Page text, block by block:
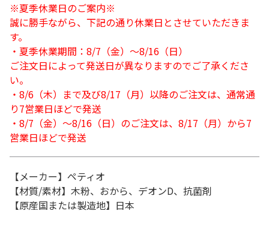
※夏季休業日のご案内※
誠に勝手ながら、下記の通り休業日とさせていただきま
す。
・夏季休業期間：8/7（金）～8/16（日）
ご注文日によって発送日が異なりますのでご了承くださ
い。
・8/6（木）まで及び8/17（月）以降のご注文は、通常通
り7営業日ほどで発送
・8/7（金）～8/16（日）のご注文は、8/17（月）から7
営業日ほどで発送
【メーカー】ペティオ
【材質/素材】木粉、おから、デオンD、抗菌剤
【原産国または製造地】日本